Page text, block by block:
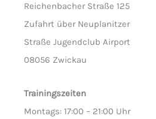
Reichenbacher Straße 125
Zufahrt über Neuplanitzer
Straße Jugendclub Airport
08056 Zwickau
Trainingszeiten
Montags: 17:00 – 21:00 Uhr